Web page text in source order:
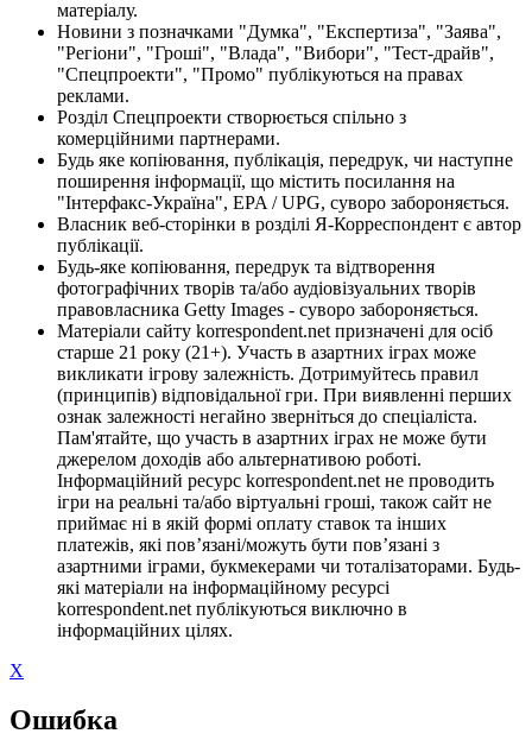
матеріалу.
Новини з позначками "Думка", "Експертиза", "Заява",
"Регіони", "Гроші", "Влада", "Вибори", "Тест-драйв",
"Спецпроекти", "Промо" публікуються на правах
реклами.
Розділ Спецпроекти створюється спільно з
комерційними партнерами.
Будь яке копіювання, публікація, передрук, чи наступне
поширення інформації, що містить посилання на
"Інтерфакс-Україна", EPA / UPG, суворо забороняється.
Власник веб-сторінки в розділі Я-Корреспондент є автор
публікації.
Будь-яке копіювання, передрук та відтворення
фотографічних творів та/або аудіовізуальних творів
правовласника Getty Images - суворо забороняється.
Матеріали сайту korrespondent.net призначені для осіб
старше 21 року (21+). Участь в азартних іграх може
викликати ігрову залежність. Дотримуйтесь правил
(принципів) відповідальної гри. При виявленні перших
ознак залежності негайно зверніться до спеціаліста.
Пам'ятайте, що участь в азартних іграх не може бути
джерелом доходів або альтернативою роботі.
Інформаційний ресурс korrespondent.net не проводить
ігри на реальні та/або віртуальні гроші, також сайт не
приймає ні в якій формі оплату ставок та інших
платежів, які пов’язані/можуть бути пов’язані з
азартними іграми, букмекерами чи тоталізаторами. Будь-
які матеріали на інформаційному ресурсі
korrespondent.net публікуються виключно в
інформаційних цілях.
X
Ошибка